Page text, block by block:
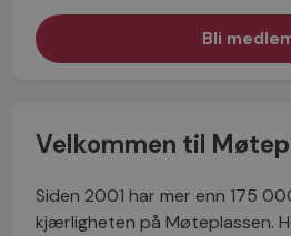
Velkommen til
Siden 2001 har mer enn 175
kjærligheten på Møteplassen.